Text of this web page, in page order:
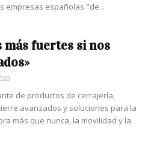
empresas españolas "de...
más fuertes si nos
de productos de cerrajería,
avanzados y soluciones para la
más que nunca, la movilidad y la